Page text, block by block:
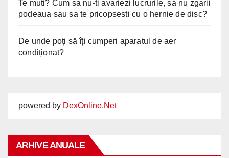
Te muti? Cum sa nu-ti avariezi lucrurile, sa nu zgarii
podeaua sau sa te pricopsesti cu o hernie de disc?
De unde poți să îți cumperi aparatul de aer
condiționat?
powered by DexOnline.Net
ARHIVE ANUALE